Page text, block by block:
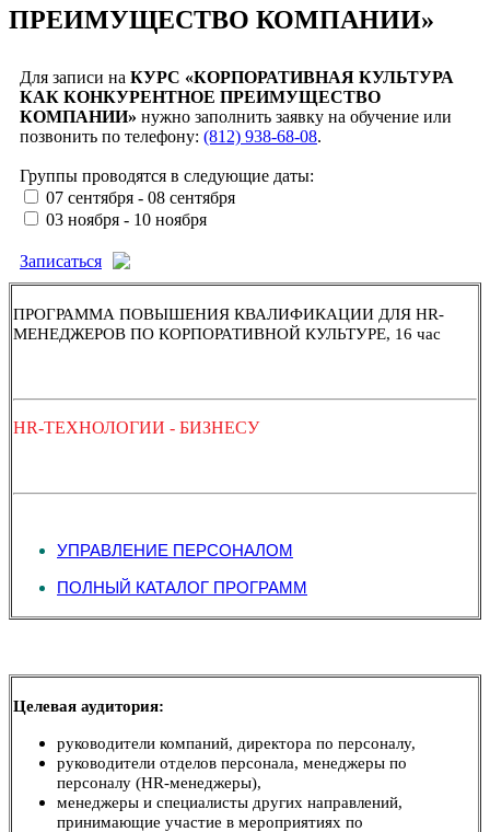
ПРЕИМУЩЕСТВО КОМПАНИИ»
Для записи на КУРС «КОРПОРАТИВНАЯ КУЛЬТУРА
КАК КОНКУРЕНТНОЕ ПРЕИМУЩЕСТВО
КОМПАНИИ» нужно заполнить заявку на обучение или
позвонить по телефону: (812) 938-68-08.
Группы проводятся в следующие даты:
07 сентября - 08 сентября
03 ноября - 10 ноября
Записаться
ПРОГРАММА ПОВЫШЕНИЯ КВАЛИФИКАЦИИ ДЛЯ HR-
МЕНЕДЖЕРОВ ПО КОРПОРАТИВНОЙ КУЛЬТУРЕ, 16 час
HR-ТЕХНОЛОГИИ - БИЗНЕСУ
УПРАВЛЕНИЕ ПЕРСОНАЛОМ
ПОЛНЫЙ КАТАЛОГ ПРОГРАММ
Целевая аудитория:
руководители компаний, директора по персоналу,
руководители отделов персонала, менеджеры по
персоналу (HR-менеджеры),
менеджеры и специалисты других направлений,
принимающие участие в мероприятиях по